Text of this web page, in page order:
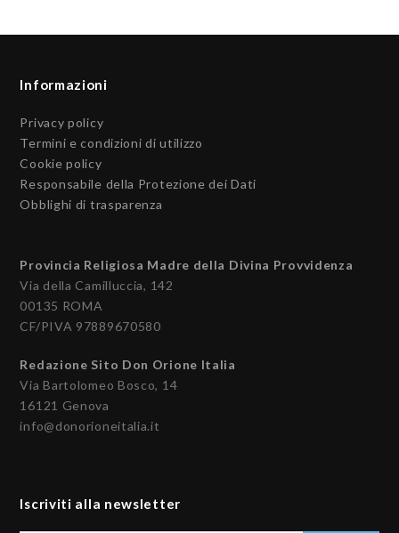
Informazioni
Privacy policy
Termini e condizioni di utilizzo
Cookie policy
Responsabile della Protezione dei Dati
Obblighi di trasparenza
Provincia Religiosa Madre della Divina Provvidenza
Via della Camilluccia, 142
00135 ROMA
CF/PIVA 97889670580
Redazione Sito Don Orione Italia
Via Bartolomeo Bosco, 14
16121 Genova
info@donorioneitalia.it
Iscriviti alla newsletter